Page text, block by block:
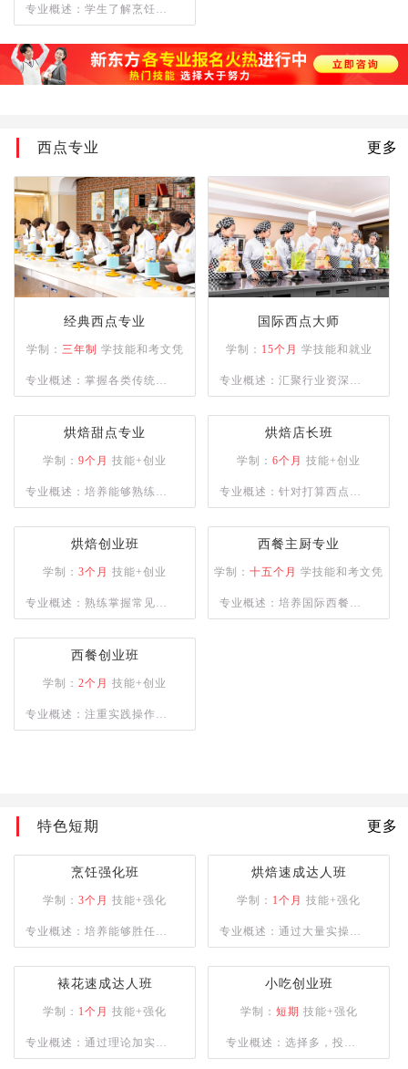
专业概述：学生了解烹饪的
勺功知识，以及原料的初步
加功知识；掌握烹饪切配常
浆、挂糊、勾芡、制汤、装
法、冷菜烹调技术；熟悉原
料的初步熟处理。
西点专业 更多
经典西点专业
学制： 三年制 学技能和考文凭
专业概述：掌握各类传统与
品的操作技能，具备独立运
国际西点大师
学制： 15个月 学技能和就业
专业概述：汇聚行业资深名
艺，助力学员逐梦西点领
烘焙甜点专业
学制：9个月 技能+创业
专业概述：培养能够熟练制
花能力兼备的综合性技能人
烘焙店长班
学制：6个月 技能+创业
专业概述：针对打算西点创
供多款当前市场流行西点的
工艺，让学员具备独立创业
烘焙创业班
学制：3个月 技能+创业
专业概述：熟练掌握常见西
能知识，懂经营、善管理，
西餐主厨专业
学制：十五个月 学技能和考文凭
专业概述：培养国际西餐行
西餐创业班
学制：2个月 技能+创业
专业概述：注重实践操作能
特色短期 更多
烹饪强化班
学制：3个月 技能+强化
专业概述：培养能够胜任大
才，或是具备自主创业能力
熟练掌握烹饪技巧。
烘焙速成达人班
学制： 1个月 技能+强化
专业概述：通过大量实操课
备使用并能独立完成各种西
裱花速成达人班
学制： 1个月 技能+强化
专业概述：通过理论加实操
小吃创业班
学制： 短期 技能+强化
专业概述：选择多，投资